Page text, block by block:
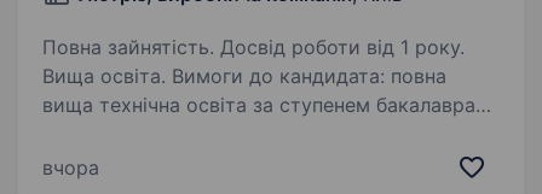
Повна зайнятість. Досвід роботи від 1 року.
Вища освіта. Вимоги до кандидата: повна
вища технічна освіта за ступенем бакалавра
технології та інженерія». досвід роботи
вчора